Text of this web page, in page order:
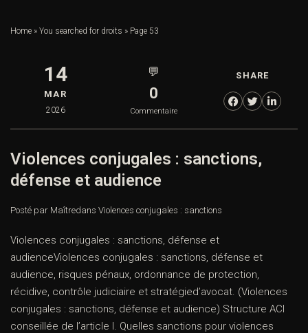
Home » You searched for droits » Page 53
14
MAR
2026
💬
0
Commentaire
SHARE
Violences conjugales : sanctions,
défense et audience
Posté par Maîtredans Violences conjugales : sanctions
Violences conjugales : sanctions, défense et
audienceViolences conjugales : sanctions, défense et
audience, risques pénaux, ordonnance de protection,
récidive, contrôle judiciaire et stratégied’avocat. (Violences
conjugales : sanctions, défense et audience) Structure ACI
conseillée de l’article I. Quelles sanctions pour violences